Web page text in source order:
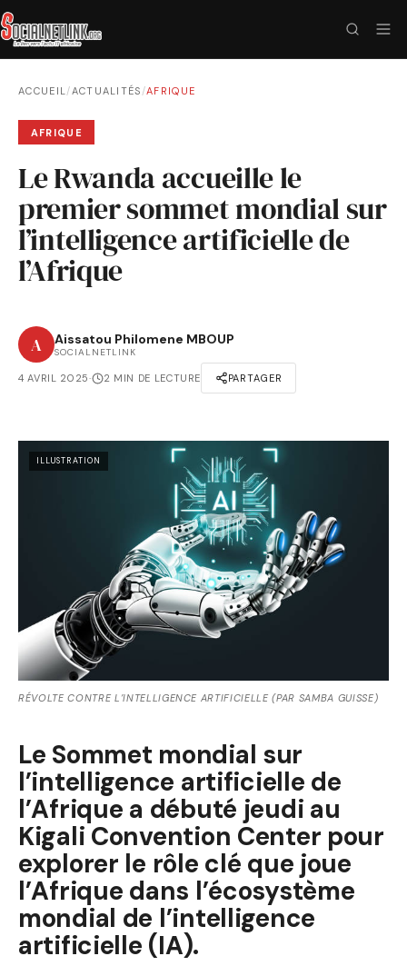
ACCUEIL/ACTUALITÉS /AFRIQUE
AFRIQUE
Le Rwanda accueille le
premier sommet mondial sur
l’intelligence artificielle de
l’Afrique
A Aissatou Philomene MBOUP
SOCIALNETLINK
4 AVRIL 2025· 2 MIN DE LECTURE PARTAGER
ILLUSTRATION
RÉVOLTE CONTRE L’INTELLIGENCE ARTIFICIELLE (PAR SAMBA GUISSE)
Le Sommet mondial sur
l’intelligence artificielle de
l’Afrique a débuté jeudi au
Kigali Convention Center pour
explorer le rôle clé que joue
l’Afrique dans l’écosystème
mondial de l’intelligence
artificielle (IA).